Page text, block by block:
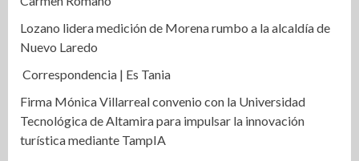
Lozano lidera medición de Morena rumbo a la alcaldía de
Nuevo Laredo
Correspondencia | Es Tania
Firma Mónica Villarreal convenio con la Universidad
Tecnológica de Altamira para impulsar la innovación
turística mediante TampIA